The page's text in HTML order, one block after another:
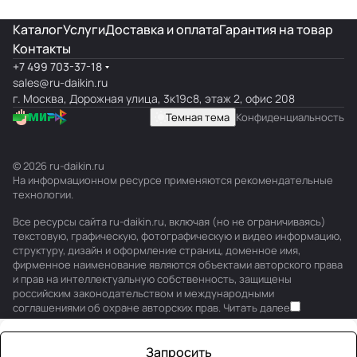
Запросить
КаталогУслугиДоставка и оплатаГарантия на товар
Контакты
+7 499 703-37-18
sales@ru-daikin.ru
г. Москва, Дорожная улица, 3к19с8, этаж 2, офис 208
Темная тема Конфиденциальность
© 2026 ru-daikin.ru
На информационном ресурсе применяются рекомендательные
технологии.
Все ресурсы сайта ru-daikin.ru, включая (но не ограничиваясь)
текстовую, графическую, фотографическую и видео информацию,
структуру, дизайн и оформление страниц, доменное имя,
фирменное наименование являются объектами авторского права
и прав на интеллектуальную собственность, защищены
российским законодательством и международными
соглашениями об охране авторских прав. Читать далее